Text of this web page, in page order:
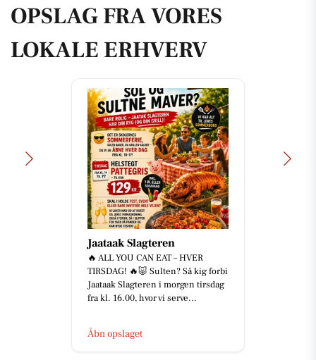
OPSLAG FRA VORES
LOKALE ERHVERV
Jaataak Slagteren
🔥 ALL YOU CAN EAT – HVER
TIRSDAG! 🔥🐷 Sulten? Så kig forbi
Jaataak Slagteren i morgen tirsdag
fra kl. 16.00, hvor vi serve...
Åbn opslaget